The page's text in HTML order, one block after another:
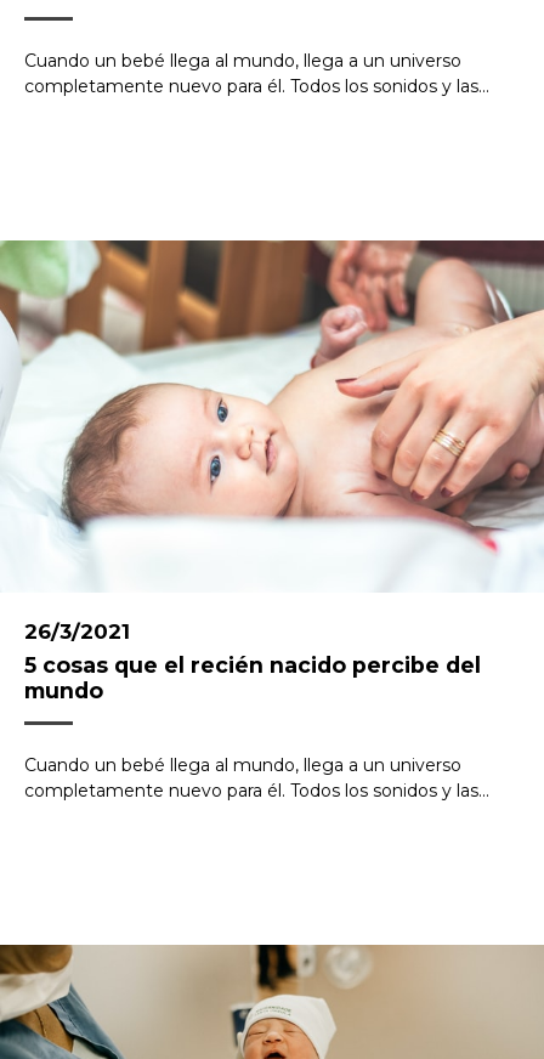
Cuando un bebé llega al mundo, llega a un universo
completamente nuevo para él. Todos los sonidos y las...
26/3/2021
5 cosas que el recién nacido percibe del
mundo
Cuando un bebé llega al mundo, llega a un universo
completamente nuevo para él. Todos los sonidos y las...